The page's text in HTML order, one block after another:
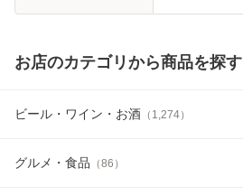
お店のカテゴリから商品を探す
ビール・ワイン・お酒 （ 1,274）
グルメ・食品 （86 ）